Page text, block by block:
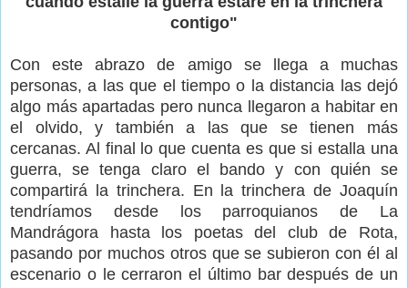
contigo"
Con este abrazo de amigo se llega a muchas
personas, a las que el tiempo o la distancia las dejó
algo más apartadas pero nunca llegaron a habitar en
el olvido, y también a las que se tienen más
cercanas. Al final lo que cuenta es que si estalla una
guerra, se tenga claro el bando y con quién se
compartirá la trinchera. En la trinchera de Joaquín
tendríamos desde los parroquianos de La
Mandrágora hasta los poetas del club de Rota,
pasando por muchos otros que se subieron con él al
escenario o le cerraron el último bar después de un